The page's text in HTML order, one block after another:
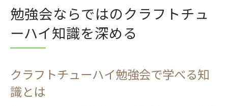
勉強会ならではのクラフトチュ
ーハイ知識を深める
クラフトチューハイ勉強会で学べる知
識とは